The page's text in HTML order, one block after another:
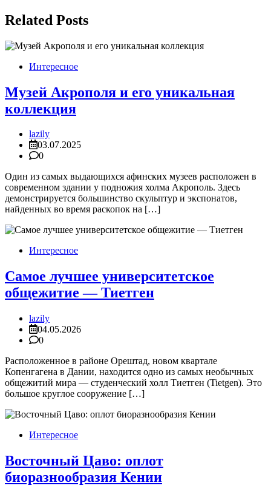
Related Posts
Интересное
Музей Акрополя и его уникальная
коллекция
lazily
03.07.2025
0
Один из самых выдающихся афинских музеев расположен в
современном здании у подножия холма Акрополь. Здесь
демонстрируется большинство скульптур и экспонатов,
найденных во время раскопок на […]
Интересное
Самое лучшее университетское
общежитие — Тиетген
lazily
04.05.2026
0
Расположенное в районе Орештад, новом квартале
Копенгагена в Дании, находится одно из самых необычных
общежитий мира — студенческий холл Тиетген (Tietgen). Это
большое круглое сооружение […]
Интересное
Восточный Цаво: оплот
биоразнообразия Кении